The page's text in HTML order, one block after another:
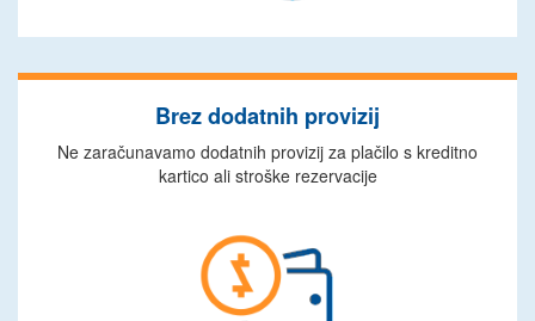
Brez dodatnih provizij
Ne zaračunavamo dodatnih provizij za plačilo s kreditno
kartico ali stroške rezervacije